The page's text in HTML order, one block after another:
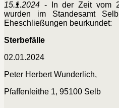
15.1.2024 - In der Zeit vom
wurden im Standesamt
Eheschließungen beurkundet:
Sterbefälle
02.01.2024
Peter Herbert Wunderlich,
Pfaffenleithe 1, 95100 Selb